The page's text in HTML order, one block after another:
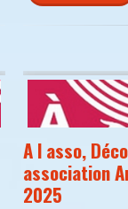
A l asso,
association
2025